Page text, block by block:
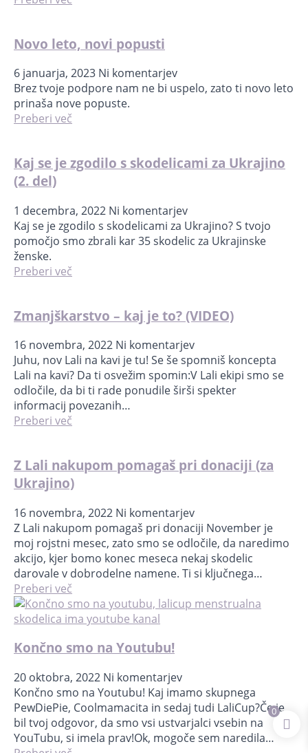
Novo leto, novi popusti
6 januarja, 2023 Ni komentarjev
Brez tvoje podpore nam ne bi uspelo, zato ti novo leto
prinaša nove popuste.
Preberi več
Kaj se je zgodilo s skodelicami za Ukrajino
(2. del)
1 decembra, 2022 Ni komentarjev
Kaj se je zgodilo s skodelicami za Ukrajino? S tvojo
pomočjo smo zbrali kar 35 skodelic za Ukrajinske
ženske.
Preberi več
Zmanjškarstvo – kaj je to? (VIDEO)
16 novembra, 2022 Ni komentarjev
Juhu, nov Lali na kavi je tu! Se še spomniš koncepta
Lali na kavi? Da ti osvežim spomin:V Lali ekipi smo se
odločile, da bi ti rade ponudile širši spekter
informacij povezanih…
Preberi več
Z Lali nakupom pomagaš pri donaciji (za
Ukrajino)
16 novembra, 2022 Ni komentarjev
Z Lali nakupom pomagaš pri donaciji November je
moj rojstni mesec, zato smo se odločile, da naredimo
akcijo, kjer bomo konec meseca nekaj skodelic
darovale v dobrodelne namene. Ti si ključnega…
Preberi več
Končno smo na Youtubu!
20 oktobra, 2022 Ni komentarjev
Končno smo na Youtubu! Kaj imamo skupnega
PewDiePie, Coolmamacita in sedaj tudi LaliCup?Če je
bil tvoj odgovor, da smo vsi ustvarjalci vsebin na
YouTubu, si imela prav!Ok, mogoče sem naredila…
0